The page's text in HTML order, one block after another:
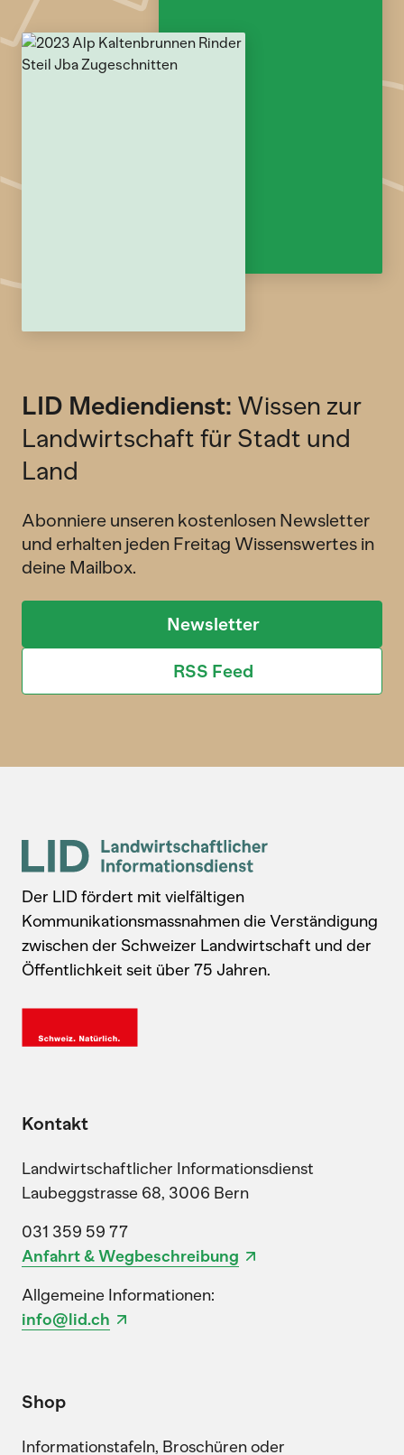
LID Mediendienst: Wissen zur
Landwirtschaft für Stadt und
Land
Abonniere unseren kostenlosen Newsletter
und erhalten jeden Freitag Wissenswertes in
deine Mailbox.
Newsletter
RSS Feed
Der LID fördert mit vielfältigen
Kommunikationsmassnahmen die Verständigung
zwischen der Schweizer Landwirtschaft und der
Öffentlichkeit seit über 75 Jahren.
Kontakt
Landwirtschaftlicher Informationsdienst
Laubeggstrasse 68, 3006 Bern
031 359 59 77
Anfahrt & Wegbeschreibung
Allgemeine Informationen:
info@lid.ch
Shop
Informationstafeln, Broschüren oder